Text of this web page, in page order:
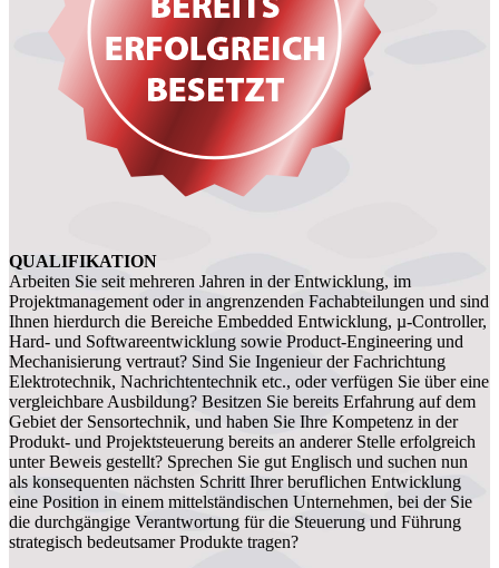
QUALIFIKATION
Arbeiten Sie seit mehreren Jahren in der Entwicklung, im
Projektmanagement oder in angrenzenden Fachabteilungen und sind
Ihnen hierdurch die Bereiche Embedded Entwicklung, µ-Controller,
Hard- und Softwareentwicklung sowie Product-Engineering und
Mechanisierung vertraut? Sind Sie Ingenieur der Fachrichtung
Elektrotechnik, Nachrichtentechnik etc., oder verfügen Sie über eine
vergleichbare Ausbildung? Besitzen Sie bereits Erfahrung auf dem
Gebiet der Sensortechnik, und haben Sie Ihre Kompetenz in der
Produkt- und Projektsteuerung bereits an anderer Stelle erfolgreich
unter Beweis gestellt? Sprechen Sie gut Englisch und suchen nun
als konsequenten nächsten Schritt Ihrer beruflichen Entwicklung
eine Position in einem mittelständischen Unternehmen, bei der Sie
die durchgängige Verantwortung für die Steuerung und Führung
strategisch bedeutsamer Produkte tragen?